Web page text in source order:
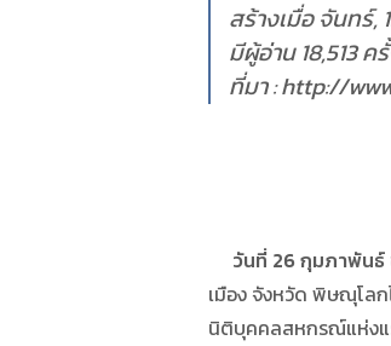
สร้างเมื่อ จันทร์,
มีผู้อ่าน 18,513 ค
ที่มา : http://
วันที่ 26 กุมภาพันธ์
เมือง จังหวัด พิษณุโล
นิติบุคคลสหกรณ์แห่งแ